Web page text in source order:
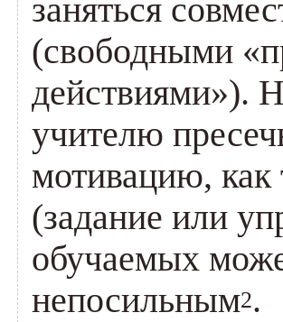
заняться
(свободными
действиями»).
учителю
мотивацию, как
(задание или
обучаемых
непосильным2.